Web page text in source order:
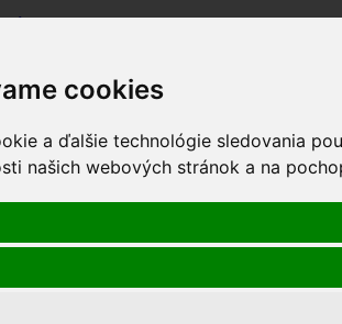
cookies
a ďalšie technológie sledovania
našich webových stránok a na
ks 0